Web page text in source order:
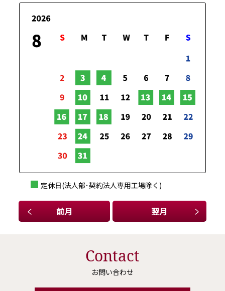
ランドクルーザー“250”シリーズ のガ
ソリン車を一部改良
詳しくはこちら
GRヤリスを一部改良
bZ4X Touringを発売
2026-02-20
ヤリスを一部改良
ヤリスクロスを一部改良
前月 翌月
定休日(法人部･契約法人専用工場除く)
Contact
お問い合わせ